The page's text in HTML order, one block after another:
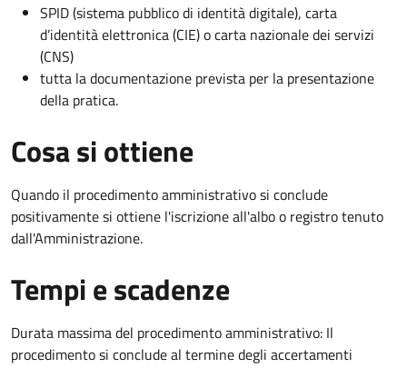
SPID (sistema pubblico di identità digitale), carta
d’identità elettronica (CIE) o carta nazionale dei servizi
(CNS)
tutta la documentazione prevista per la presentazione
della pratica.
Cosa si ottiene
Quando il procedimento amministrativo si conclude
positivamente si ottiene l'iscrizione all'albo o registro tenuto
dall'Amministrazione.
Tempi e scadenze
Durata massima del procedimento amministrativo: Il
procedimento si conclude al termine degli accertamenti